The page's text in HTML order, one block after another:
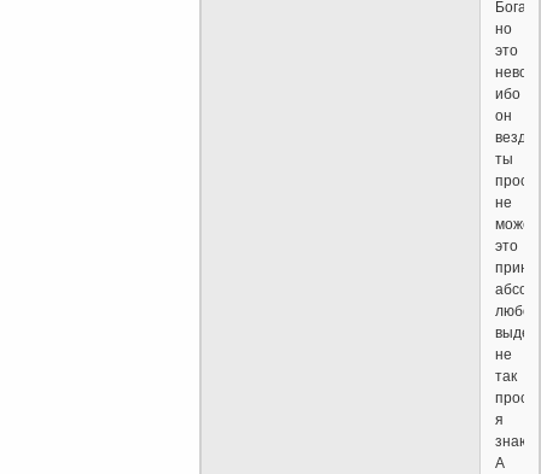
Бога,
но
это
ибо
он
везде,
ты
не
это
не
так
я
знаю.
А